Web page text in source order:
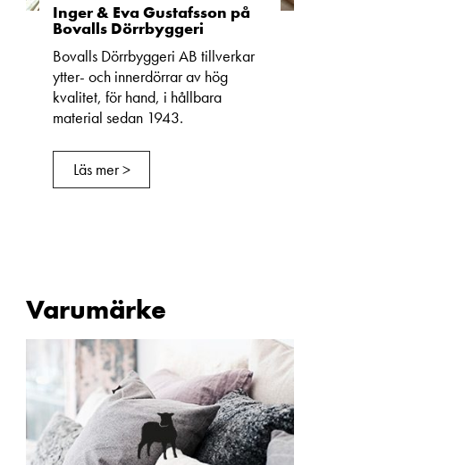
Inger & Eva Gustafsson på
Bovalls Dörrbyggeri
Bovalls Dörrbyggeri AB tillverkar
ytter- och innerdörrar av hög
kvalitet, för hand, i hållbara
material sedan 1943.
Läs mer >
Varumärke